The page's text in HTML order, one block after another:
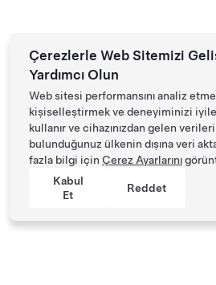
Çerezlerle Web Sitemizi
Yardımcı Olun
Web sitesi performansını analiz
kişiselleştirmek ve deneyiminizi
kullanır ve cihazınızdan gelen
bulunduğunuz ülkenin dışına veri
fazla bilgi için Çerez Ayarlarını
Kabul
Et
Reddet